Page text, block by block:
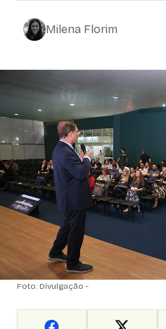
Milena Florim
Foto: Divulgação -